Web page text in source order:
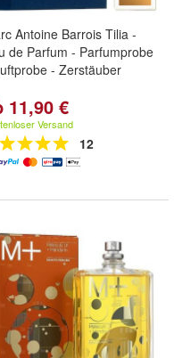
Antoine Barrois Tilia -
de Parfum - Parfumprobe
- Zerstäuber
11,90 €
Versand
12